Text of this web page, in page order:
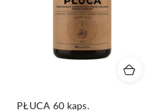
PŁUCA 60 kaps.